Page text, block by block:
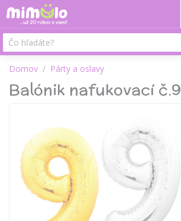
Domov Párty a oslavy
Balónik nafukovací č.9